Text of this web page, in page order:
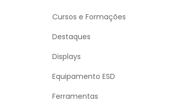
Cursos e Formações
Destaques
Displays
Equipamento ESD
Ferramentas